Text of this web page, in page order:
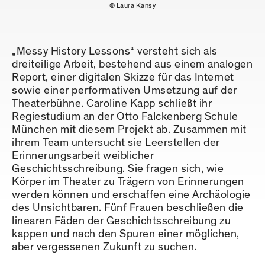
© Laura Kansy
„Messy History Lessons“ versteht sich als
dreiteilige Arbeit, bestehend aus einem analogen
Report, einer digitalen Skizze für das Internet
sowie einer performativen Umsetzung auf der
Theaterbühne. Caroline Kapp schließt ihr
Regiestudium an der Otto Falckenberg Schule
München mit diesem Projekt ab. Zusammen mit
ihrem Team untersucht sie Leerstellen der
Erinnerungsarbeit weiblicher
Geschichtsschreibung. Sie fragen sich, wie
Körper im Theater zu Trägern von Erinnerungen
werden können und erschaffen eine Archäologie
des Unsichtbaren. Fünf Frauen beschließen die
linearen Fäden der Geschichtsschreibung zu
kappen und nach den Spuren einer möglichen,
aber vergessenen Zukunft zu suchen.